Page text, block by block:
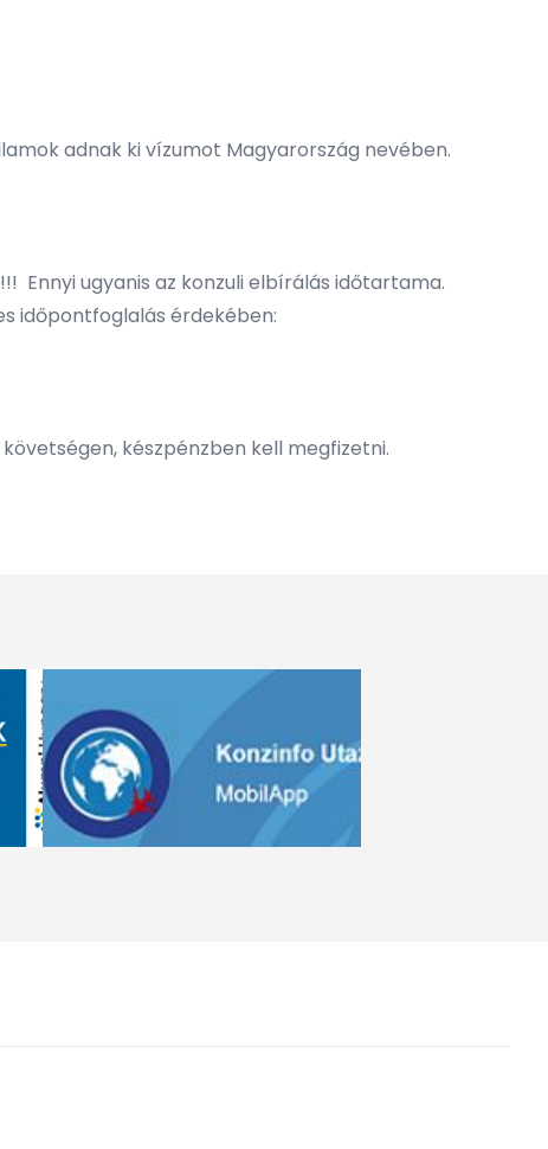
adnak ki vízumot Magyarország nevében.
Ennyi ugyanis az konzuli elbírálás időtartama.
időpontfoglalás érdekében:
készpénzben kell megfizetni.